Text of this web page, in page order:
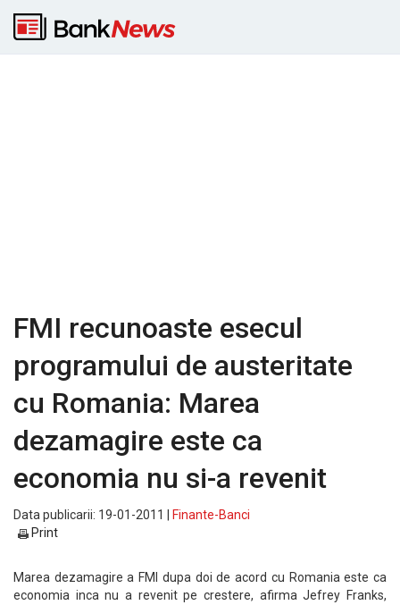
FMI recunoaste esecul
programului de austeritate
cu Romania: Marea
dezamagire este ca
economia nu si-a revenit
Data publicarii: 19-01-2011 |
Finante-Banci
Print
Marea dezamagire a FMI dupa doi de acord cu Romania este ca
economia inca nu a revenit pe crestere, afirma Jefrey Franks,